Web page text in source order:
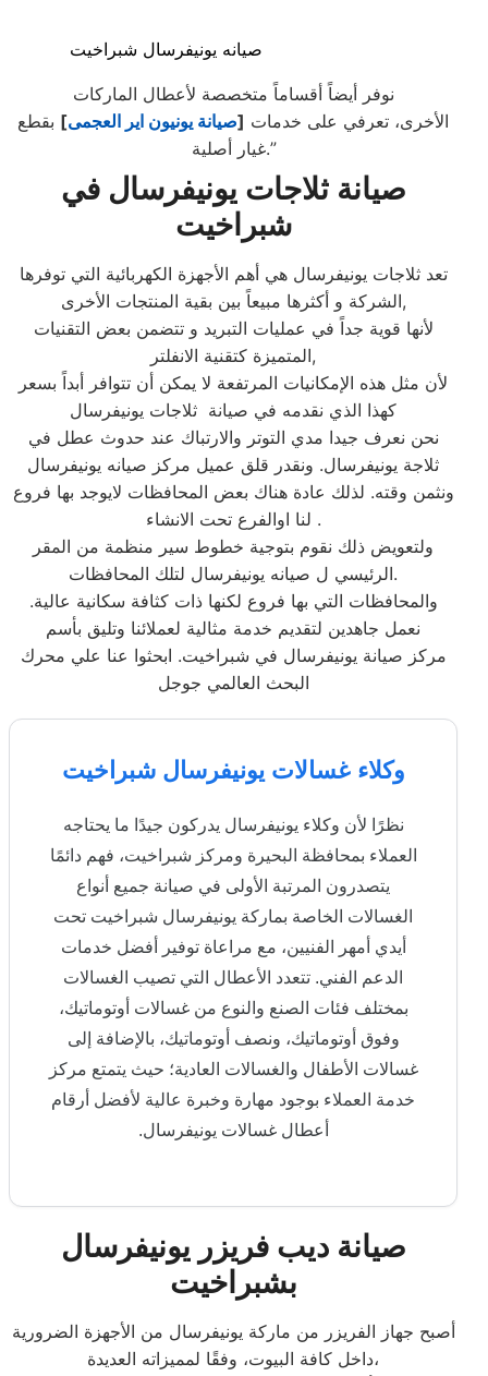
صيانه يونيفرسال شبراخيت
نوفر أيضاً أقساماً متخصصة لأعطال الماركات
الأخرى، تعرفي على خدمات [صيانة يونيون اير العجمى] بقطع
غيار أصلية.”
صيانة ثلاجات يونيفرسال في
شبراخيت
تعد ثلاجات يونيفرسال هي أهم الأجهزة الكهربائية التي توفرها
الشركة و أكثرها مبيعاً بين بقية المنتجات الأخرى,
لأنها قوية جداً في عمليات التبريد و تتضمن بعض التقنيات
المتميزة كتقنية الانفلتر,
لأن مثل هذه الإمكانيات المرتفعة لا يمكن أن تتوافر أبداً بسعر
كهذا الذي نقدمه في صيانة ثلاجات يونيفرسال
نحن نعرف جيدا مدي التوتر والارتباك عند حدوث عطل في
ثلاجة يونيفرسال. ونقدر قلق عميل مركز صيانه يونيفرسال
ونثمن وقته. لذلك عادة هناك بعض المحافظات لايوجد بها فروع
لنا اوالفرع تحت الانشاء .
ولتعويض ذلك نقوم بتوجية خطوط سير منظمة من المقر
الرئيسي ل صيانه يونيفرسال لتلك المحافظات.
والمحافظات التي بها فروع لكنها ذات كثافة سكانية عالية.
نعمل جاهدين لتقديم خدمة مثالية لعملائنا وتليق بأسم
مركز صيانة يونيفرسال في شبراخيت. ابحثوا عنا علي محرك
البحث العالمي جوجل
وكلاء غسالات يونيفرسال شبراخيت
نظرًا لأن وكلاء يونيفرسال يدركون جيدًا ما يحتاجه
العملاء بمحافظة البحيرة ومركز شبراخيت، فهم دائمًا
يتصدرون المرتبة الأولى في صيانة جميع أنواع
الغسالات الخاصة بماركة يونيفرسال شبراخيت تحت
أيدي أمهر الفنيين، مع مراعاة توفير أفضل خدمات
الدعم الفني. تتعدد الأعطال التي تصيب الغسالات
بمختلف فئات الصنع والنوع من غسالات أوتوماتيك،
وفوق أوتوماتيك، ونصف أوتوماتيك، بالإضافة إلى
غسالات الأطفال والغسالات العادية؛ حيث يتمتع مركز
خدمة العملاء بوجود مهارة وخبرة عالية لأفضل أرقام
أعطال غسالات يونيفرسال.
صيانة ديب فريزر يونيفرسال
بشبراخيت
أصبح جهاز الفريزر من ماركة يونيفرسال من الأجهزة الضرورية
داخل كافة البيوت، وفقًا لمميزاته العديدة،